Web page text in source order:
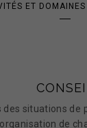
ET
des situations de
de